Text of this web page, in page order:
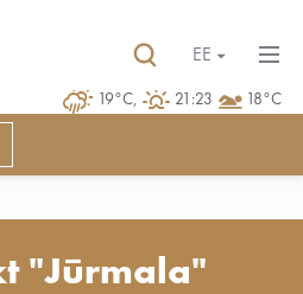
19°C, 21:23 18°C
EE
"Jūrmala"